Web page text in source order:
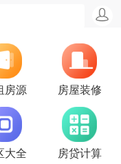
房源 房屋装修
大全 房贷计算
价,楼盘怎么样
房价,楼盘怎么样